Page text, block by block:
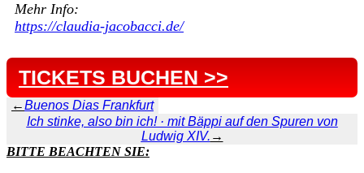
Mehr Info:
https://claudia-jacobacci.de/
TICKETS BUCHEN >>
←Buenos Dias Frankfurt
Ich stinke, also bin ich! · mit Bäppi auf den Spuren von
Ludwig XIV. →
BITTE BEACHTEN SIE: